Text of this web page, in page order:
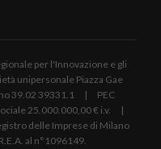
per l'Innovazione e gli
unipersonale Piazza Gae
39.02 39331.1 | PEC
25.000.000,00 € i.v. |
delle Imprese di Milano
al n°1096149.